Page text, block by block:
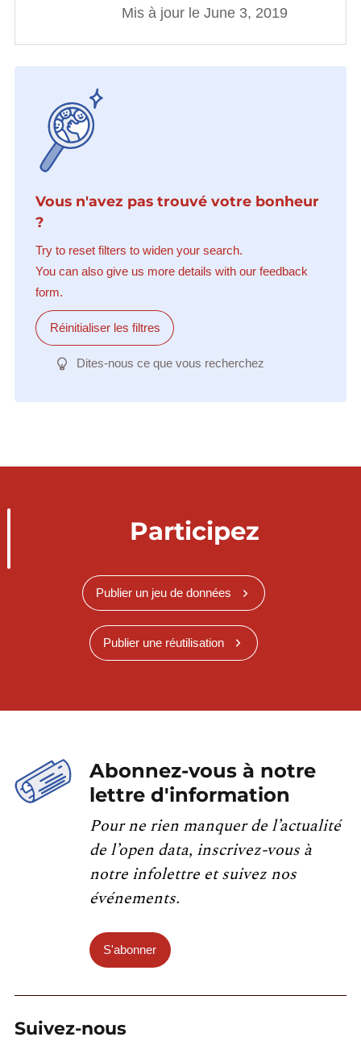
Mis à jour le June 3, 2019
Vous n'avez pas trouvé votre bonheur
?
Try to reset filters to widen your search.
You can also give us more details with our feedback
form.
Réinitialiser les filtres
Dites-nous ce que vous recherchez
Participez
Publier un jeu de données
Publier une réutilisation
Abonnez-vous à notre
lettre d'information
Pour ne rien manquer de l’actualité
de l’open data, inscrivez-vous à
notre infolettre et suivez nos
événements.
S'abonner
Suivez-nous